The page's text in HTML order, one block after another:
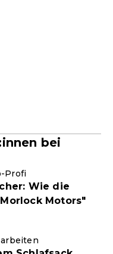
bei
Profi
Wie die
Motors"